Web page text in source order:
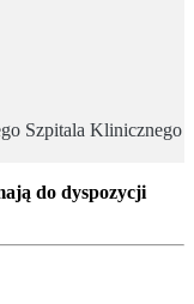
Szpitala Klinicznego
do dyspozycji